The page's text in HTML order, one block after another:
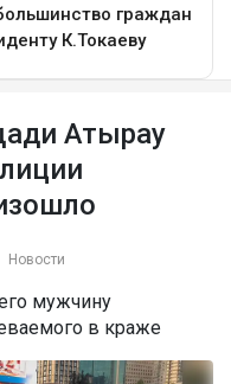
Атырау
Новости
мужчину
в краже